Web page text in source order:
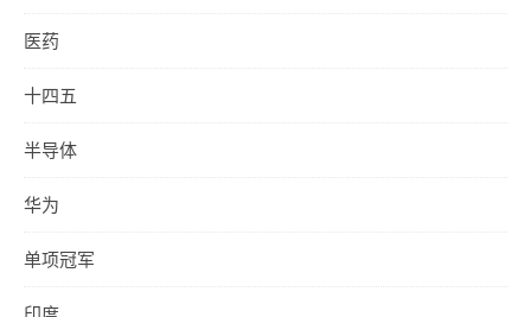
医药
十四五
半导体
华为
单项冠军